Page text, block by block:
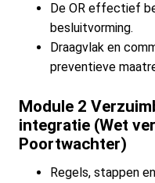
De OR effectief
besluitvorming.
Draagvlak en
preventieve
Module 2
integratie (Wet
Poortwachter)
Regels, stappen